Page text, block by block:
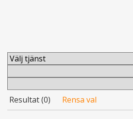
Resultat (0) Rensa val